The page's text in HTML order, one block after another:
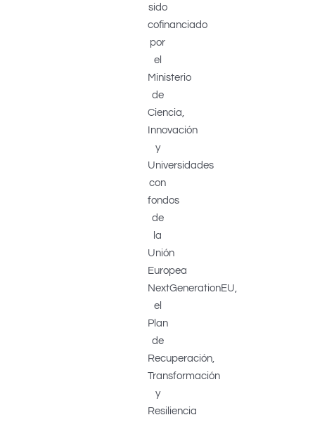
sido
cofinanciado
por
el
Ministerio
de
Ciencia,
Innovación
y
Universidades
con
fondos
de
la
Unión
Europea
NextGenerationEU,
el
Plan
de
Recuperación,
Transformación
y
Resiliencia